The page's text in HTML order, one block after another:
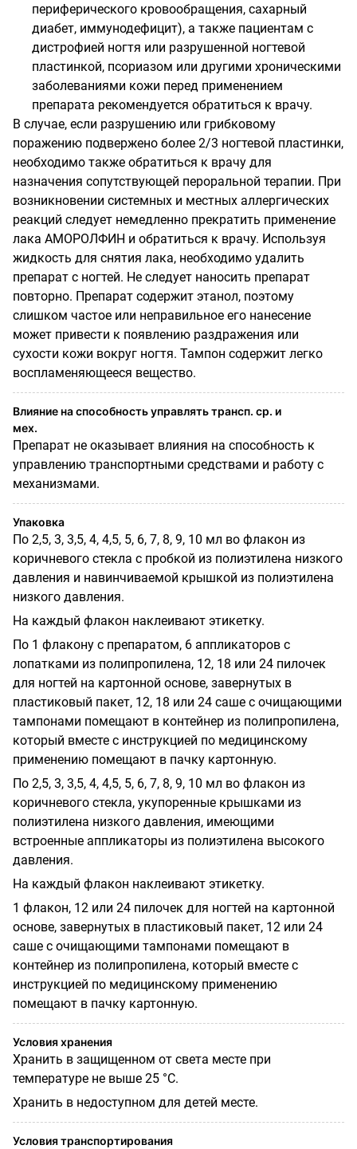
периферического кровообращения, сахарный
диабет, иммунодефицит), а также пациентам с
дистрофией ногтя или разрушенной ногтевой
пластинкой, псориазом или другими хроническими
заболеваниями кожи перед применением
препарата рекомендуется обратиться к врачу.
В случае, если разрушению или грибковому
поражению подвержено более 2/3 ногтевой пластинки,
необходимо также обратиться к врачу для
назначения сопутствующей пероральной терапии. При
возникновении системных и местных аллергических
реакций следует немедленно прекратить применение
лака АМОРОЛФИН и обратиться к врачу. Используя
жидкость для снятия лака, необходимо удалить
препарат с ногтей. Не следует наносить препарат
повторно. Препарат содержит этанол, поэтому
слишком частое или неправильное его нанесение
может привести к появлению раздражения или
сухости кожи вокруг ногтя. Тампон содержит легко
воспламеняющееся вещество.
Влияние на способность управлять трансп. ср. и
мех.
Препарат не оказывает влияния на способность к
управлению транспортными средствами и работу с
механизмами.
Упаковка
По 2,5, 3, 3,5, 4, 4,5, 5, 6, 7, 8, 9, 10 мл во флакон из
коричневого стекла с пробкой из полиэтилена низкого
давления и навинчиваемой крышкой из полиэтилена
низкого давления.
На каждый флакон наклеивают этикетку.
По 1 флакону с препаратом, 6 аппликаторов с
лопатками из полипропилена, 12, 18 или 24 пилочек
для ногтей на картонной основе, завернутых в
пластиковый пакет, 12, 18 или 24 саше с очищающими
тампонами помещают в контейнер из полипропилена,
который вместе с инструкцией по медицинскому
применению помещают в пачку картонную.
По 2,5, 3, 3,5, 4, 4,5, 5, 6, 7, 8, 9, 10 мл во флакон из
коричневого стекла, укупоренные крышками из
полиэтилена низкого давления, имеющими
встроенные аппликаторы из полиэтилена высокого
давления.
На каждый флакон наклеивают этикетку.
1 флакон, 12 или 24 пилочек для ногтей на картонной
основе, завернутых в пластиковый пакет, 12 или 24
саше с очищающими тампонами помещают в
контейнер из полипропилена, который вместе с
инструкцией по медицинскому применению
помещают в пачку картонную.
Условия хранения
Хранить в защищенном от света месте при
температуре не выше 25 °С.
Хранить в недоступном для детей месте.
Условия транспортирования